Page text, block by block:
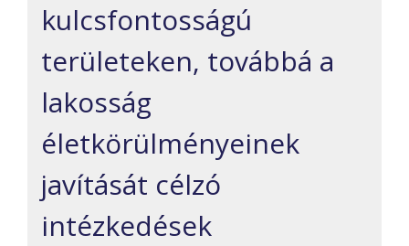
kulcsfontosságú
területeken, továbbá a
lakosság
életkörülményeinek
javítását célzó
intézkedések